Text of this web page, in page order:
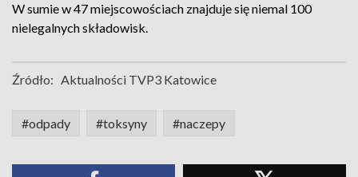
W sumie w 47 miejscowościach znajduje się niemal 100
nielegalnych składowisk.
Źródło: Aktualności TVP3 Katowice
#odpady #toksyny #naczepy